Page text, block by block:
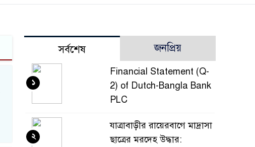
সর্বশেষ জনপ্রিয়
Financial Statement (Q-
2) of Dutch-Bangla Bank
PLC
১
যাত্রাবাড়ীর রায়েরবাগে মাদ্রাসা
ছাত্রের মরদেহ উদ্ধার:
২